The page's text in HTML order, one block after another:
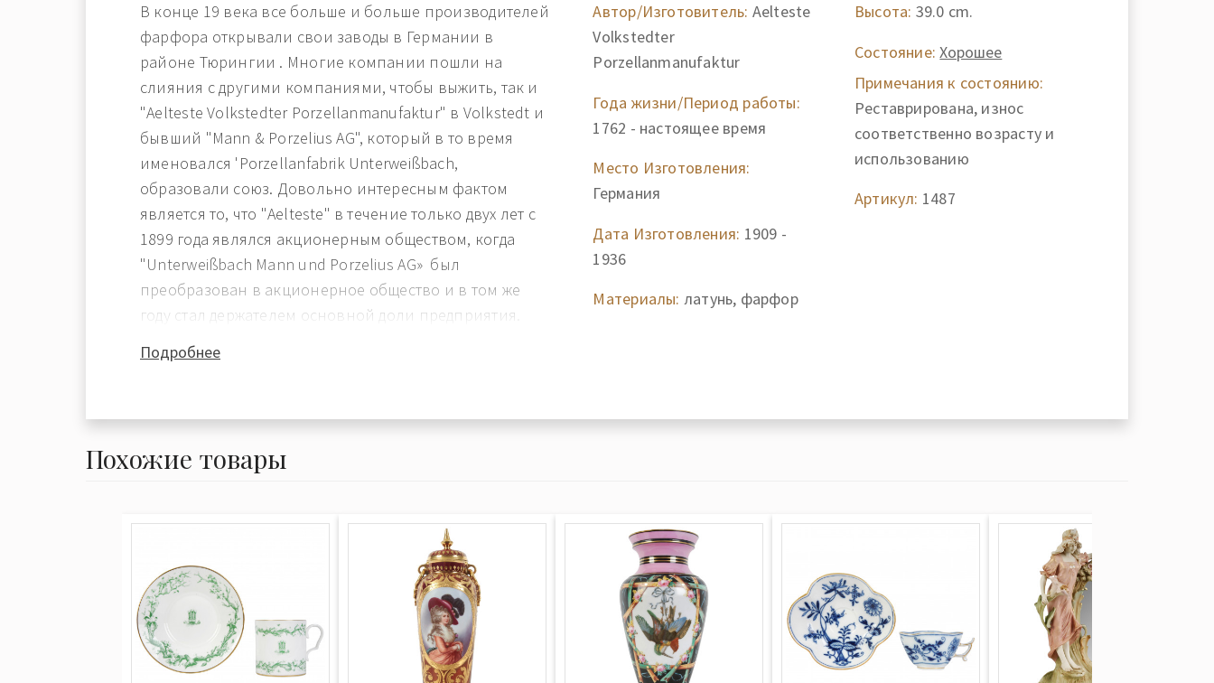
В конце 19 века все больше и больше производителей
фарфора открывали свои заводы в Германии в
районе Тюрингии . Многие компании пошли на
слияния с другими компаниями, чтобы выжить, так и
"Aelteste Volkstedter Porzellanmanufaktur" в Volkstedt и
бывший "Mann & Porzelius AG", который в то время
именовался 'Porzellanfabrik Unterweißbach,
образовали союз. Довольно интересным фактом
является то, что "Aelteste" в течение только двух лет с
1899 года являлся акционерным обществом, когда
"Unterweißbach Маnn und Porzelius AG» был
преобразован в акционерное общество и в том же
году стал держателем основной доли предприятия.
Некоторые источники указывают, что Aelteste уже в
1901 году стал банкротом и слился с "Mann &
компания, вплоть до 1909 года. Эту информацию
"Unterweissbach". В 1910 году главный офис завода
Porzellanmanufaktur und Porzellanfabrik Unterweißbach
vormals Маnn und Porzelius AG" (это одно из самых
длинных названий в истории производства фаофора).
В 1910 году завод Unterweissbach получил золотую
медаль на Всемирной выставке в Брюсселе и
Подробнее
Автор/Изготовитель: Aelteste
Volkstedter
Porzellanmanufaktur
Года жизни/Период работы:
1762 - настоящее время
Место Изготовления:
Германия
Дата Изготовления: 1909 -
1936
Материалы: латунь, фарфор
Высота: 39.0 cm.
Состояние: Хорошее
Примечания к состоянию:
Реставрирована, износ
соответственно возрасту и
использованию
Артикул: 1487
Похожие товары